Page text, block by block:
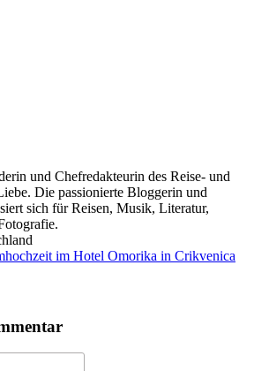
und Chefredakteurin des Reise- und
Die passionierte Bloggerin und
sich für Reisen, Musik, Literatur,
im Hotel Omorika in Crikvenica